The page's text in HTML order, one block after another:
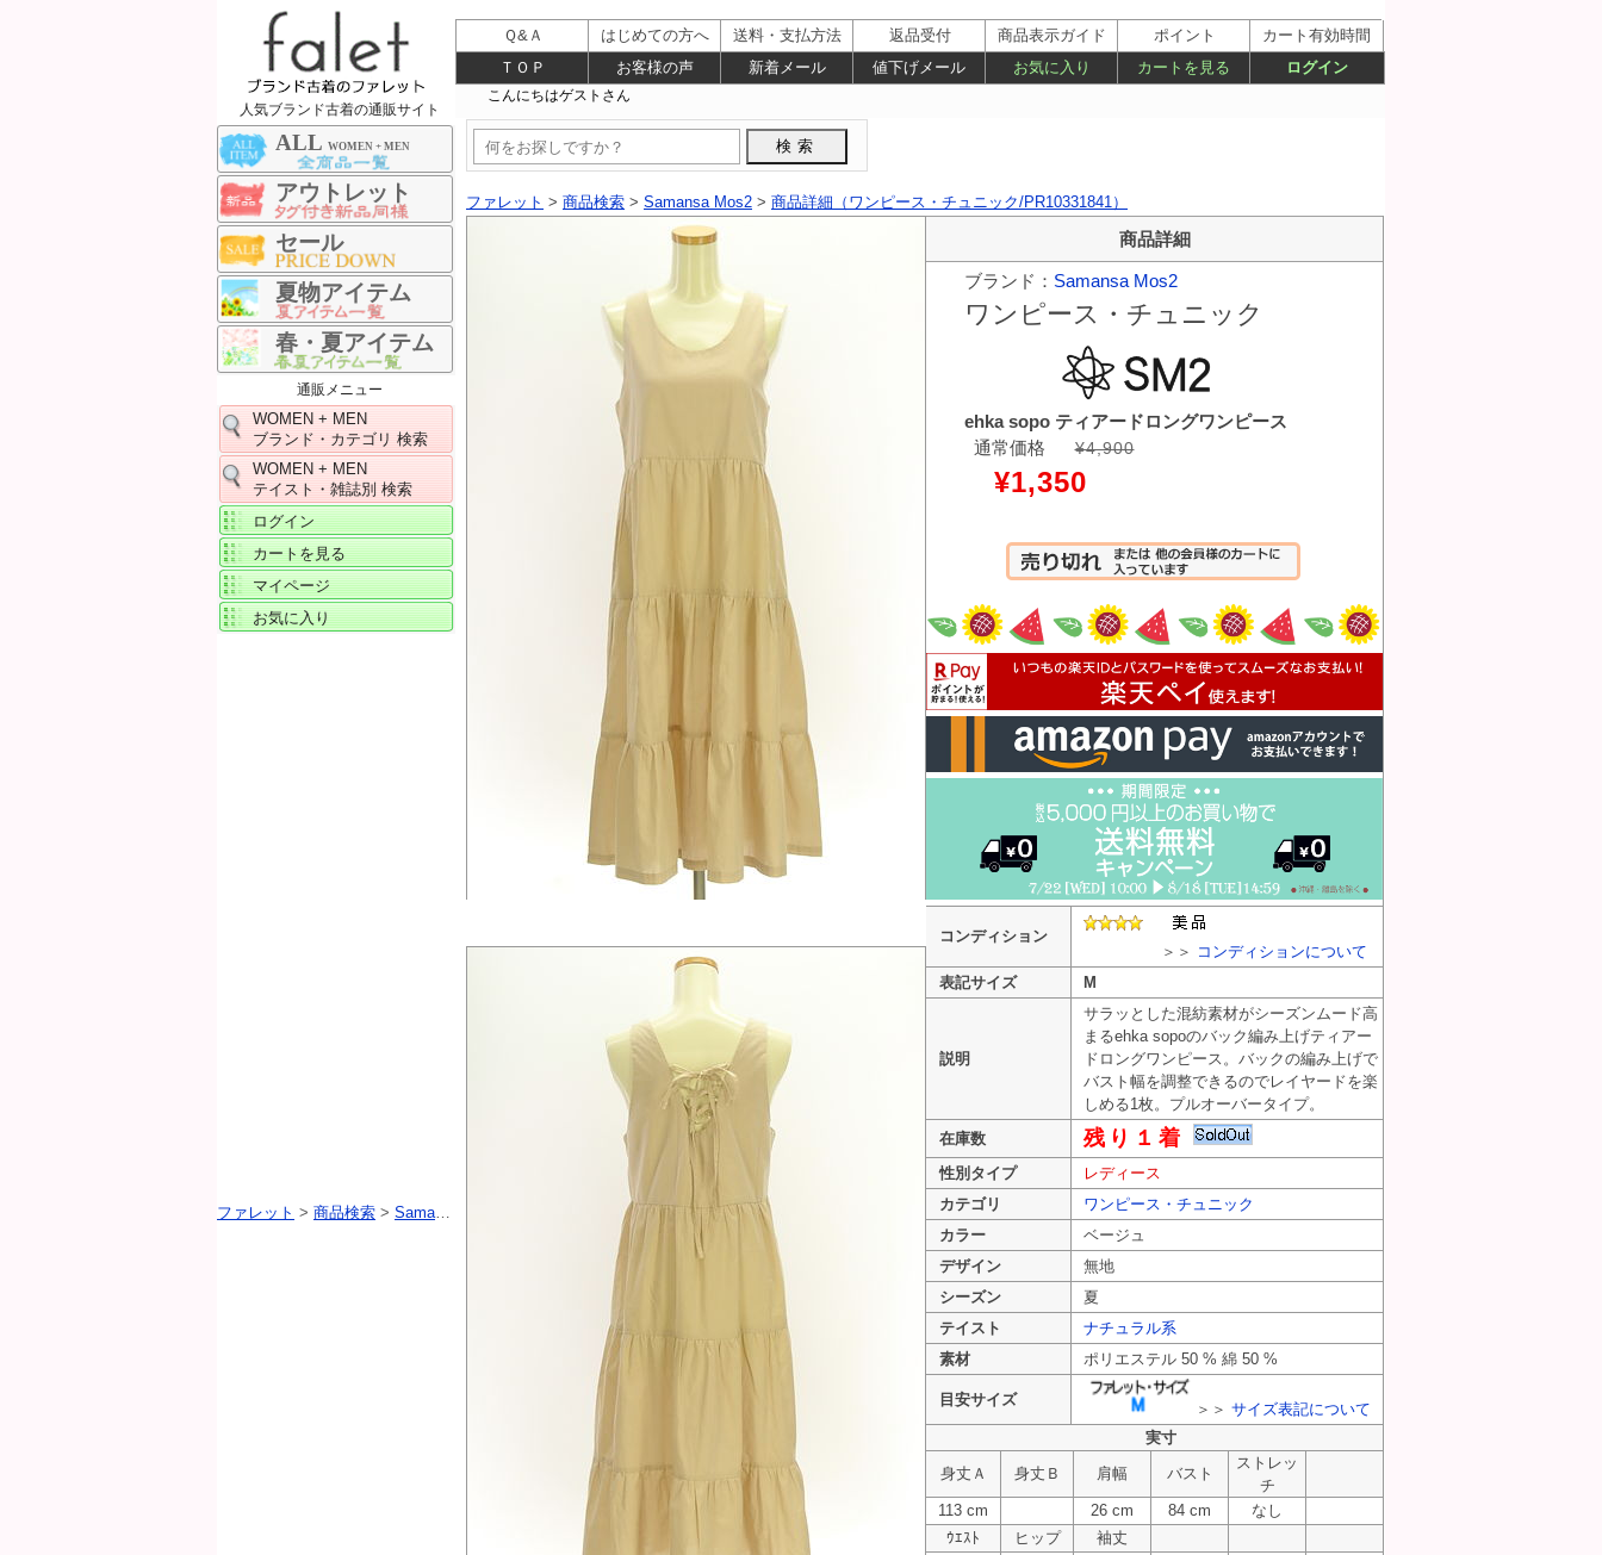
人気ブランド古着の通販サイト
ALL WOMEN + MEN
アウトレット
セール
夏物アイテム
春・夏アイテム
通販メニュー
WOMEN + MEN
ブランド・カテゴリ 検索
WOMEN + MEN
テイスト・雑誌別 検索
ログイン
カートを見る
マイページ
お気に入り
ファレット > 商品検索 > Samansa Mos2 > 商品詳細（ワンピース・チュニック/PR10331841）
商品詳細
ブランド： Samansa Mos2
ワンピース・チュニック
ehka sopo ティアードロングワンピース
通常価格
¥4,900
¥1,350
カートへ入れる
コンディション
＞＞ コンディションについて
表記サイズ
M
説明
サラッとした混紡素材がシーズンムード高
まるehka sopoのバック編み上げティアー
ドロングワンピース。バックの編み上げで
バスト幅を調整できるのでレイヤードを楽
しめる1枚。プルオーバータイプ。
在庫数
残り１着
性別タイプ
レディース
カテゴリ
ワンピース・チュニック
カラー
ベージュ
デザイン
無地
シーズン
夏
テイスト
ナチュラル系
素材
ポリエステル 50 % 綿 50 %
目安サイズ
＞＞ サイズ表記について
実寸
身丈Ａ
身丈Ｂ 肩幅 バスト
ストレッ
チ
113 cm
26 cm 84 cm
なし
ｳｴｽﾄ
ヒップ
袖丈
ファレット > 商品検索 > Samansa Mos2（サマンサモスモス） > Samansa Mos2（サマンサモスモス） PR10331841
Ｑ&Ａ はじめての方へ 送料・支払方法 返品受付 商品表示ガイド ポイント
カート有効時間
ＴＯＰ
お客様の声 新着メール 値下げメール お気に入り カートを見る ログイン